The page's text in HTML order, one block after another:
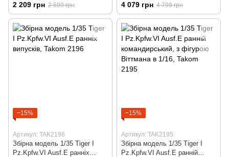
циммеритом, з фігурою
Віттмана в 1/16, Takom 2201
2 209 грн 2 599 грн
1/16, Takom 2195W
4 079 грн 4 799 грн
−15%
Артикул: TAK2196
Збірна модель 1/35 Tiger I
Pz.Kpfw.VI Ausf.E ранніх
−15%
Артикул: TAK2195
Збірна модель 1/35 Tiger I
Pz.Kpfw.VI Ausf.E ранній